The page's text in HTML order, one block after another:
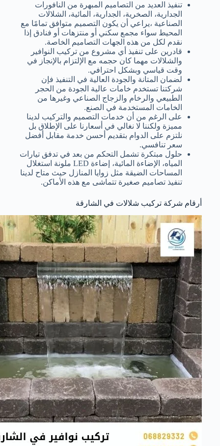
تنفيذ العديد من التصاميم المبهرة من النافورات
الجدارية، الصخرية، الجدارية، المائية، الشلالات
الصناعية ،يراعي أن يكون التصميم متوافق تمامًا مع
المحيط سواء مجمع سكني أو منتزهات أو فنادق إذا
نقدم لكل من هذه الجهات التصاميم الخاصة.
قادرين على تنفيذ أي مشروع من تركيب النوافير
والشلالات مهما كان حجمه مع الإلتزام بالإنجاز في
وقت قياسي وبشكل احترافي.
لضمان المتانة والجودة العالية في التنفيذ فإن
شركتنا تستخدم خامات عالية الجودة من الحجر
الطبيعي والرخام والزجاج الصناعي وغيرها من
الخامات المستخدمة في الصنع.
على الرغم من أن خدمات التصميم والتركيب لدينا
مميزة ولكننا لا نغالي في أسعارنا على الإطلاق بل
نلتزم على الدوام بتقديم أحسن خدمة مقابل أفضل
سعر تنافسي.
حلول مبتكرة تشمل التحكم من بعد في تدفق تيارات
المياه، الإضاءة المائية، إضاءة LED ملونة استغلال
المساحات الضيقة مثل زوايا المنازل حيث متاح لدينا
تنفيذ تصاميم صغيرة تتماشى مع هذه الأماكن.
أرقام شركة تركيب شلالات في الشارقة